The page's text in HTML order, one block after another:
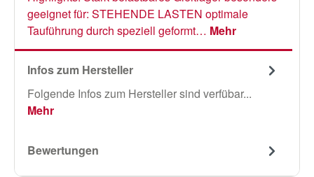
geeignet für: STEHENDE LASTEN optimale
Tauführung durch speziell geformt… Mehr
Infos zum Hersteller
Folgende Infos zum Hersteller sind verfübar...
Mehr
Bewertungen